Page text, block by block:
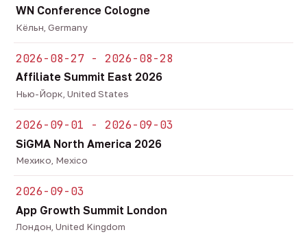
WN Conference Cologne
Кёльн, Germany
2026-08-27 - 2026-08-28
Affiliate Summit East 2026
Нью-Йорк, United States
2026-09-01 - 2026-09-03
SiGMA North America 2026
Мехико, Mexico
2026-09-03
App Growth Summit London
Лондон, United Kingdom